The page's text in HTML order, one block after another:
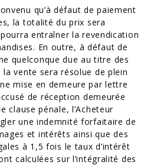
qu’à défaut de paiement
la totalité du prix sera
entraîner la revendication
En outre, à défaut de
quelconque due au titre des
vente sera résolue de plein
mise en demeure par lettre
de réception demeurée
clause pénale, l’Acheteur
une indemnité forfaitaire de
et intérêts ainsi que des
à 1,5 fois le taux d’intérêt
calculées sur l’intégralité des